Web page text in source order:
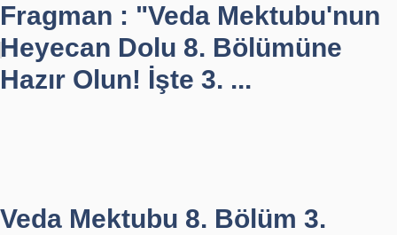
Fragman : "Veda Mektubu'nun
Heyecan Dolu 8. Bölümüne
Hazır Olun! İşte 3. ...
Veda Mektubu 8. Bölüm 3.